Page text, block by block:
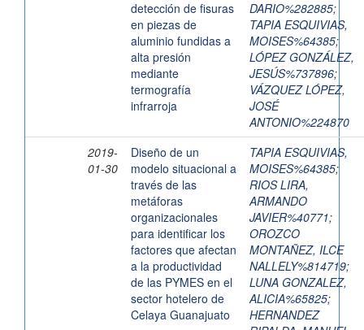
detección de fisuras
en piezas de
aluminio fundidas a
alta presión
mediante
termografía
infrarroja
DARIO%282885;
TAPIA ESQUIVIAS,
MOISES%64385;
LÓPEZ GONZÁLEZ,
JESÚS%737896;
VÁZQUEZ LÓPEZ,
JOSÉ
ANTONIO%224870
2019-
01-30
Diseño de un
modelo situacional a
través de las
metáforas
organizacionales
para identificar los
factores que afectan
a la productividad
de las PYMES en el
sector hotelero de
Celaya Guanajuato
TAPIA ESQUIVIAS,
MOISES%64385;
RIOS LIRA,
ARMANDO
JAVIER%40771;
OROZCO
MONTAÑEZ, ILCE
NALLELY%814719;
LUNA GONZALEZ,
ALICIA%65825;
HERNANDEZ